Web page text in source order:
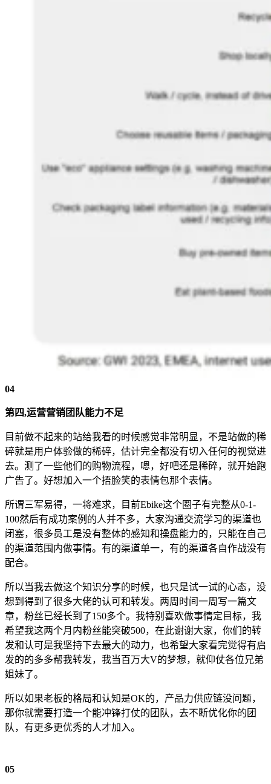
04
第四,运营营销团队能力不足
目前做不起来的站给我看的时候感觉非常明显，不是站做的稀
碎就是用户体验做的稀碎，估计完全都没有切入任何的视觉进
去。测了一些他们的购物流程，嗯，好吧还是稀碎，就开始跑
广告了。好想加入一个捂脸笑的表情包那个表情。
所谓三军易得，一将难求，目前Ebike这个圈子有完整从0-1-
100然后有成功案例的人并不多，大家沟通交流学习的渠道也
闭塞，很多员工是没有整体的感知和操盘能力的，只能在自己
的渠道范围内做事情。有的渠道单一，有的渠道各自作战没有
配合。
所以当我去做这个知识分享的时候，也只是试一试的心态，没
想到得到了很多大佬的认可和转发。两周时间一周写一篇文
章，粉丝已经长到了150多个。我特别喜欢做事情定目标，我
希望我这两个月内粉丝能突破500，在此谢谢大家，你们的转
发和认可是我坚持下去最大的动力，也希望大家看完觉得有启
发的的多多帮我转发，我当百万大V的梦想，就仰仗各位兄弟
姐妹了。
所以如果老板的格局和认知是OK的，产品力供应链没问题，
那你就需要打造一个能冲锋打仗的团队，去不断优化你的团
队，有更多更优秀的人才加入。
05